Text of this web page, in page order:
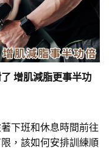
增肌減脂更事半功
下班和休息時間前往
，該如何安排訓練順